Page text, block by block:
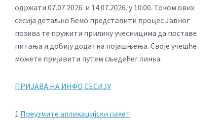
одржати 07.07.2026. и 14.07.2026. у 10:00. Током ових
сесија детаљно ћемо представити процес Јавног
позива те пружити прилику учесницима да поставе
питања и добију додатна појашњења. Своје учешће
можете пријавити путем сљедећег линка:
ПРИЈАВА НА ИНФО СЕСИЈУ
1 Преузмите апликацијски пакет